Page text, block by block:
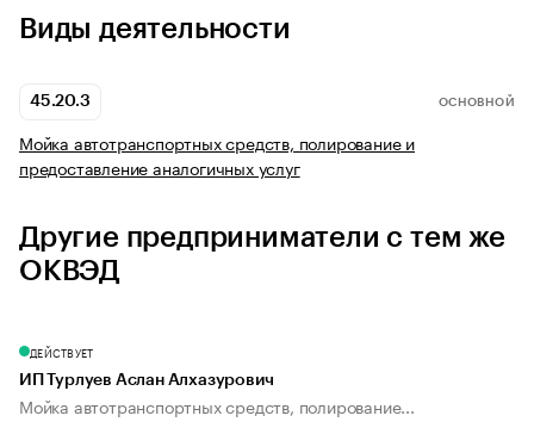
Виды деятельности
45.20.3 ОСНОВНОЙ
Мойка автотранспортных средств, полирование и
предоставление аналогичных услуг
Другие предприниматели с тем же
ОКВЭД
ДЕЙСТВУЕТ
ИП Турлуев Аслан Алхазурович
Мойка автотранспортных средств, полирование...